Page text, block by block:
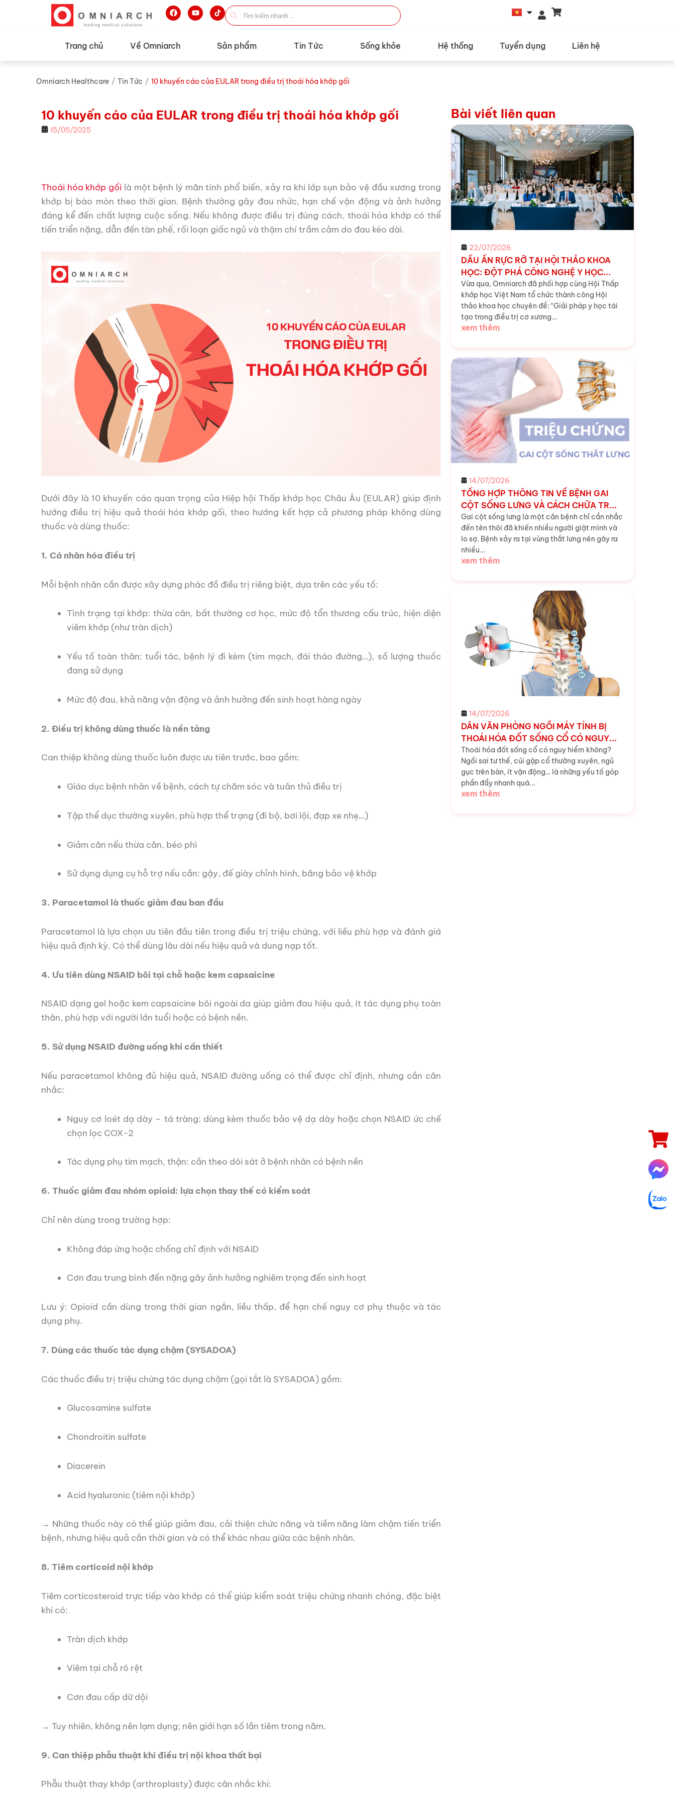
F
a
c
o
Y
o
u
Search
...
Trang chủ Về Omniarch Sản phẩm Tin Tức Sống khỏe Hệ thống Tuyển dụng Liên hệ
Omniarch Healthcare / Tin Tức / 10 khuyến cáo của EULAR trong điều trị thoái hóa khớp gối
10 khuyến cáo của EULAR trong điều trị thoái hóa khớp gối
15/05/2025
Thoái hóa khớp gối là một bệnh lý mãn tính phổ biến, xảy ra khi lớp sụn bảo vệ đầu xương trong
khớp bị bào mòn theo thời gian. Bệnh thường gây đau nhức, hạn chế vận động và ảnh hưởng
đáng kể đến chất lượng cuộc sống. Nếu không được điều trị đúng cách, thoái hóa khớp có thể
tiến triển nặng, dẫn đến tàn phế, rối loạn giấc ngủ và thậm chí trầm cảm do đau kéo dài.
Dưới đây là 10 khuyến cáo quan trọng của Hiệp hội Thấp khớp học Châu Âu (EULAR) giúp định
hướng điều trị hiệu quả thoái hóa khớp gối, theo hướng kết hợp cả phương pháp không dùng
thuốc và dùng thuốc:
1. Cá nhân hóa điều trị
Mỗi bệnh nhân cần được xây dựng phác đồ điều trị riêng biệt, dựa trên các yếu tố:
Tình trạng tại khớp: thừa cân, bất thường cơ học, mức độ tổn thương cấu trúc, hiện diện
viêm khớp (như tràn dịch)
Yếu tố toàn thân: tuổi tác, bệnh lý đi kèm (tim mạch, đái tháo đường…), số lượng thuốc
đang sử dụng
Mức độ đau, khả năng vận động và ảnh hưởng đến sinh hoạt hàng ngày
2. Điều trị không dùng thuốc là nền tảng
Can thiệp không dùng thuốc luôn được ưu tiên trước, bao gồm:
Giáo dục bệnh nhân về bệnh, cách tự chăm sóc và tuân thủ điều trị
Tập thể dục thường xuyên, phù hợp thể trạng (đi bộ, bơi lội, đạp xe nhẹ…)
Giảm cân nếu thừa cân, béo phì
Sử dụng dụng cụ hỗ trợ nếu cần: gậy, đế giày chỉnh hình, băng bảo vệ khớp
3. Paracetamol là thuốc giảm đau ban đầu
Paracetamol là lựa chọn ưu tiên đầu tiên trong điều trị triệu chứng, với liều phù hợp và đánh giá
hiệu quả định kỳ. Có thể dùng lâu dài nếu hiệu quả và dung nạp tốt.
4. Ưu tiên dùng NSAID bôi tại chỗ hoặc kem capsaicine
NSAID dạng gel hoặc kem capsaicine bôi ngoài da giúp giảm đau hiệu quả, ít tác dụng phụ toàn
thân, phù hợp với người lớn tuổi hoặc có bệnh nền.
5. Sử dụng NSAID đường uống khi cần thiết
Nếu paracetamol không đủ hiệu quả, NSAID đường uống có thể được chỉ định, nhưng cần cân
nhắc:
Nguy cơ loét dạ dày – tá tràng: dùng kèm thuốc bảo vệ dạ dày hoặc chọn NSAID ức chế
chọn lọc COX-2
Tác dụng phụ tim mạch, thận: cần theo dõi sát ở bệnh nhân có bệnh nền
6. Thuốc giảm đau nhóm opioid: lựa chọn thay thế có kiểm soát
Chỉ nên dùng trong trường hợp:
Không đáp ứng hoặc chống chỉ định với NSAID
Cơn đau trung bình đến nặng gây ảnh hưởng nghiêm trọng đến sinh hoạt
Lưu ý: Opioid cần dùng trong thời gian ngắn, liều thấp, để hạn chế nguy cơ phụ thuộc và tác
dụng phụ.
7. Dùng các thuốc tác dụng chậm (SYSADOA)
Các thuốc điều trị triệu chứng tác dụng chậm (gọi tắt là SYSADOA) gồm:
Glucosamine sulfate
Chondroitin sulfate
Diacerein
Acid hyaluronic (tiêm nội khớp)
→ Những thuốc này có thể giúp giảm đau, cải thiện chức năng và tiềm năng làm chậm tiến triển
bệnh, nhưng hiệu quả cần thời gian và có thể khác nhau giữa các bệnh nhân.
8. Tiêm corticoid nội khớp
Tiêm corticosteroid trực tiếp vào khớp có thể giúp kiểm soát triệu chứng nhanh chóng, đặc biệt
khi có:
Tràn dịch khớp
Viêm tại chỗ rõ rệt
Cơn đau cấp dữ dội
→ Tuy nhiên, không nên lạm dụng; nên giới hạn số lần tiêm trong năm.
9. Can thiệp phẫu thuật khi điều trị nội khoa thất bại
Phẫu thuật thay khớp (arthroplasty) được cân nhắc khi:
Bài viết liên quan
22/07/2026
DẤU ẤN RỰC RỠ TẠI HỘI THẢO KHOA
HỌC: ĐỘT PHÁ CÔNG NGHỆ Y HỌC...
Vừa qua, Omniarch đã phối hợp cùng Hội Thấp
khớp học Việt Nam tổ chức thành công Hội
thảo khoa học chuyên đề: “Giải pháp y học tái
tạo trong điều trị cơ xương...
xem thêm
14/07/2026
TỔNG HỢP THÔNG TIN VỀ BỆNH GAI
CỘT SỐNG LƯNG VÀ CÁCH CHỮA TR...
Gai cột sống lưng là một căn bệnh chỉ cần nhắc
đến tên thôi đã khiến nhiều người giật mình và
lo sợ. Bệnh xảy ra tại vùng thắt lưng nên gây ra
nhiều...
xem thêm
14/07/2026
DÂN VĂN PHÒNG NGỒI MÁY TÍNH BỊ
THOÁI HÓA ĐỐT SỐNG CỔ CÓ NGUY...
Thoái hóa đốt sống cổ có nguy hiểm không?
Ngồi sai tư thế, cúi gập cổ thường xuyên, ngủ
gục trên bàn, ít vận động… là những yếu tố góp
phần đẩy nhanh quá...
xem thêm